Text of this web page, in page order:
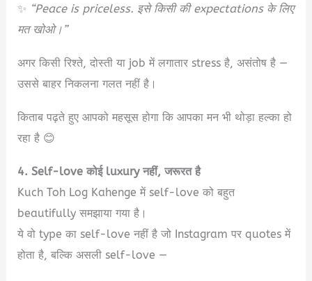
✨ “Peace is priceless. इसे किसी की expectations के लिए
मत खोओ।”
अगर किसी रिश्ते, दोस्ती या job में लगातार stress है, असंतोष है —
उससे बाहर निकलना गलत नहीं है।
किताब पढ़ते हुए आपको महसूस होगा कि आपका मन भी थोड़ा हल्का हो
रहा है 😊
4. Self-love कोई luxury नहीं, जरूरत है
Kuch Toh Log Kahenge में self-love को बहुत
beautifully समझाया गया है।
ये वो type का self-love नहीं है जो Instagram पर quotes में
होता है, बल्कि असली self-love —